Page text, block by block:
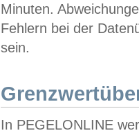
Minuten.
Fehlern bei der
sein.
In PEGELONLINE